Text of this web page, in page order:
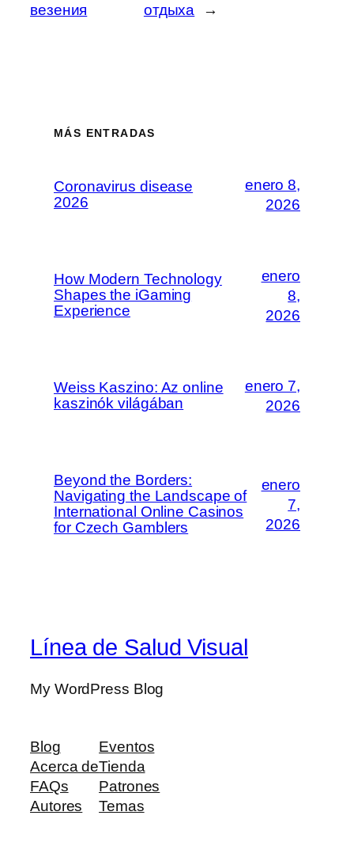
везения
отдыха
→
MÁS ENTRADAS
Coronavirus disease
2026
enero 8,
2026
How Modern Technology
Shapes the iGaming
Experience
enero
8,
2026
Weiss Kaszino: Az online
kaszinók világában
enero 7,
2026
Beyond the Borders:
Navigating the Landscape of
International Online Casinos
for Czech Gamblers
enero
7,
2026
Línea de Salud Visual
My WordPress Blog
Blog
Acerca de
FAQs
Autores
Eventos
Tienda
Patrones
Temas